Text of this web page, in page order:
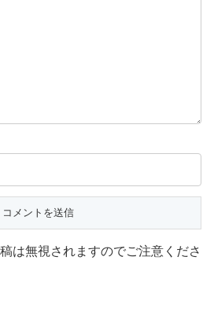
は無視されますのでご注意くださ